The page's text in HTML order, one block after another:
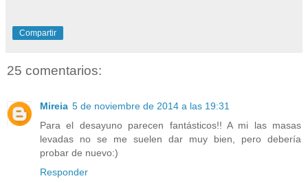
Compartir
25 comentarios:
Mireia 5 de noviembre de 2014 a las 19:31
Para el desayuno parecen fantásticos!! A mi las masas
levadas no se me suelen dar muy bien, pero debería
probar de nuevo:)
Responder